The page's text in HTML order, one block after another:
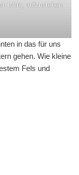
lohnt, aufzustehen.
in das für uns
gehen. Wie kleine
Fels und